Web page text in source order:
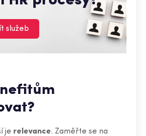
služeb
je relevance. Zaměřte se na